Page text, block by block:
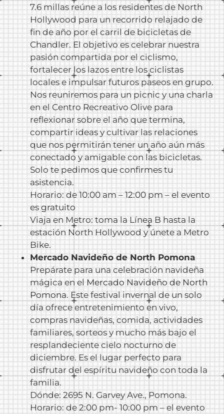
7.6 millas reúne a los residentes de North
Hollywood para un recorrido relajado de
fin de año por el carril de bicicletas de
Chandler. El objetivo es celebrar nuestra
pasión compartida por el ciclismo,
fortalecer los lazos entre los ciclistas
locales e impulsar futuros paseos en grupo.
Nos reuniremos para un picnic y una charla
en el Centro Recreativo Olive para
reflexionar sobre el año que termina,
compartir ideas y cultivar las relaciones
que nos permitirán tener un año aún más
conectado y amigable con las bicicletas.
Solo te pedimos que confirmes tu
asistencia.
Horario: de 10:00 am – 12:00 pm – el evento
es gratuito
Viaja en Metro: toma la Línea B hasta la
estación North Hollywood y únete a Metro
Bike.
Mercado Navideño de North Pomona
Prepárate para una celebración navideña
mágica en el Mercado Navideño de North
Pomona. Este festival invernal de un solo
día ofrece entretenimiento en vivo,
compras navideñas, comida, actividades
familiares, sorteos y mucho más bajo el
resplandeciente cielo nocturno de
diciembre. Es el lugar perfecto para
disfrutar del espíritu navideño con toda la
familia.
Dónde: 2695 N. Garvey Ave., Pomona.
Horario: de 2:00 pm- 10:00 pm – el evento